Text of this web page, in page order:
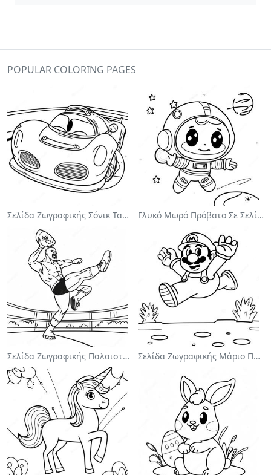
POPULAR COLORING PAGES
Σελίδα Ζωγραφικής Σόνικ Ταχύτητας Γλυκό Μωρό Πρόβατο Σε Σελίδα Ζωγραφικής
Σελίδα Ζωγραφικής Παλαιστής Wwe Πηδάει Στον Αντίπαλο Σελίδα Ζωγραφικής Μάριο Πηδάει Πάνω Από Γκούμπας